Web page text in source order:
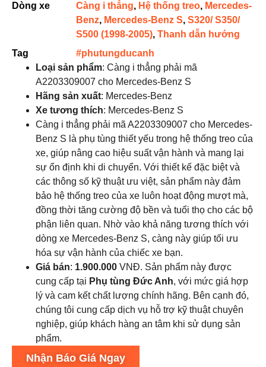
Dòng xe
Càng i thẳng, Hệ thống treo, Mercedes-
Benz, Mercedes-Benz S, S320/ S350/
S500 (1998-2005), Thanh dẫn hướng
Tag
#phutungducanh
Loại sản phẩm: Càng i thẳng phải mã
A2203309007 cho Mercedes-Benz S
Hãng sản xuất: Mercedes-Benz
Xe tương thích: Mercedes-Benz S
Càng i thẳng phải mã A2203309007 cho Mercedes-
Benz S là phụ tùng thiết yếu trong hệ thống treo của
xe, giúp nâng cao hiệu suất vận hành và mang lại
sự ổn định khi di chuyển. Với thiết kế đặc biệt và
các thông số kỹ thuật ưu việt, sản phẩm này đảm
bảo hệ thống treo của xe luôn hoạt động mượt mà,
đồng thời tăng cường độ bền và tuổi thọ cho các bộ
phận liên quan. Nhờ vào khả năng tương thích với
dòng xe Mercedes-Benz S, càng này giúp tối ưu
hóa sự vận hành của chiếc xe bạn.
Giá bán: 1.900.000 VNĐ. Sản phẩm này được
cung cấp tại Phụ tùng Đức Anh, với mức giá hợp
lý và cam kết chất lượng chính hãng. Bên cạnh đó,
chúng tôi cung cấp dịch vụ hỗ trợ kỹ thuật chuyên
nghiệp, giúp khách hàng an tâm khi sử dụng sản
phẩm.
Nhận Báo Giá Ngay